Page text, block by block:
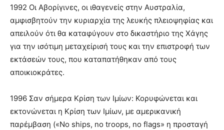
1992 Οι Αβορίγινες, οι ιθαγενείς στην Αυστραλία,
αμφισβητούν την κυριαρχία της λευκής πλειοψηφίας και
απειλούν ότι θα καταφύγουν στο δικαστήριο της Χάγης
για την ισότιμη μεταχείρισή τους και την επιστροφή των
εκτάσεών τους, που καταπατήθηκαν από τους
αποικιοκράτες.
1996 Σαν σήμερα Κρίση των Ιμίων: Κορυφώνεται και
εκτονώνεται η Κρίση των Ιμίων, με αμερικανική
παρέμβαση («No ships, no troops, no flags» η προσταγή